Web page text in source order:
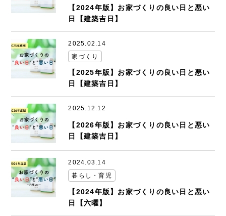
【2024年版】お家づくりの良い日と悪い
日【建築吉日】
2025.02.14
家づくり
【2025年版】お家づくりの良い日と悪い
日【建築吉日】
2025.12.12
【2026年版】お家づくりの良い日と悪い
日【建築吉日】
2024.03.14
暮らし・育児
【2024年版】お家づくりの良い日と悪い
日【六曜】